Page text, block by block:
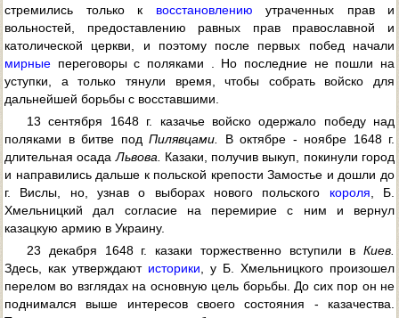
стремились только к восстановлению утраченных прав и
вольностей, предоставлению равных прав православной и
католической церкви, и поэтому после первых побед начали
мирные переговоры с поляками . Но последние не пошли на
уступки, а только тянули время, чтобы собрать войско для
дальнейшей борьбы с восставшими.
13 сентября 1648 г. казачье войско одержало победу над
поляками в битве под Пилявцами.
В октябре - ноябре 1648 г.
длительная осада Львова.
Казаки, получив выкуп, покинули город
и направились дальше к польской крепости Замостье и дошли до
г. Вислы, но, узнав о выборах нового польского короля , Б.
Хмельницкий дал согласие на перемирие с ним и вернул
казацкую армию в Украину.
23 декабря 1648 г. казаки торжественно вступили в Киев.
Здесь, как утверждают историки , у Б. Хмельницкого произошел
перелом во взглядах на основную цель борьбы. До сих пор он не
поднимался выше интересов своего состояния - казачества.